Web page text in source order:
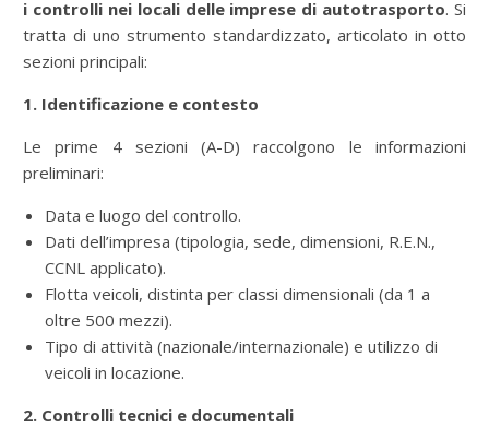
i controlli nei locali delle imprese di autotrasporto. Si
tratta di uno strumento standardizzato, articolato in otto
sezioni principali:
1. Identificazione e contesto
Le prime 4 sezioni (A-D) raccolgono le informazioni
preliminari:
Data e luogo del controllo.
Dati dell’impresa (tipologia, sede, dimensioni, R.E.N.,
CCNL applicato).
Flotta veicoli, distinta per classi dimensionali (da 1 a
oltre 500 mezzi).
Tipo di attività (nazionale/internazionale) e utilizzo di
veicoli in locazione.
2. Controlli tecnici e documentali